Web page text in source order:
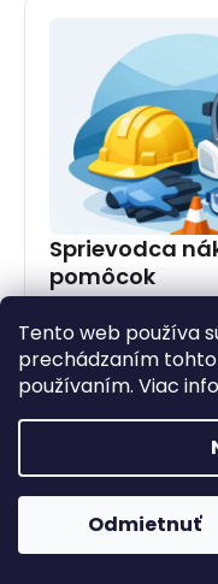
Tento web používa
prechádzaním tohto
používaním. Viac
Odmietnuť
Sprievodca
pomôcok
pomôže vybrať
použitia, komfortu,
27. mája 2026